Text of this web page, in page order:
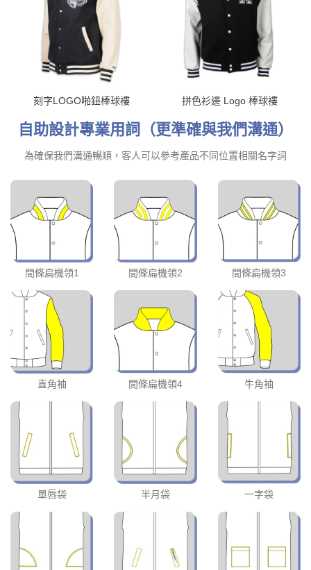
刻字LOGO啪鈕棒球褸 拼色衫邊 Logo 棒球褸
自助設計專業用詞（更準確與我們溝通）
為確保我們溝通暢順，客人可以參考產品不同位置相關名字詞
間條扁機領1 間條扁機領2 間條扁機領3
直角袖 間條扁機領4 牛角袖
單唇袋 半月袋 一字袋